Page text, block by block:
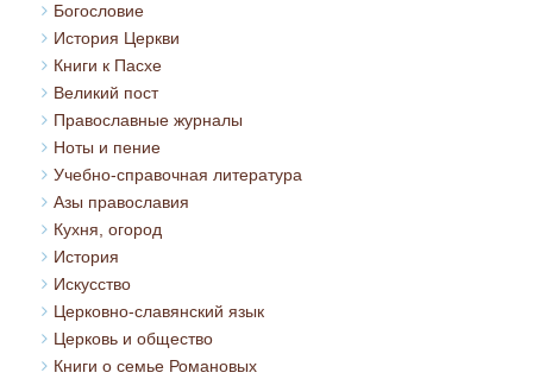
Богословие
История Церкви
Книги к Пасхе
Великий пост
Православные журналы
Ноты и пение
Учебно-справочная литература
Азы православия
Кухня, огород
История
Искусство
Церковно-славянский язык
Церковь и общество
Книги о семье Романовых